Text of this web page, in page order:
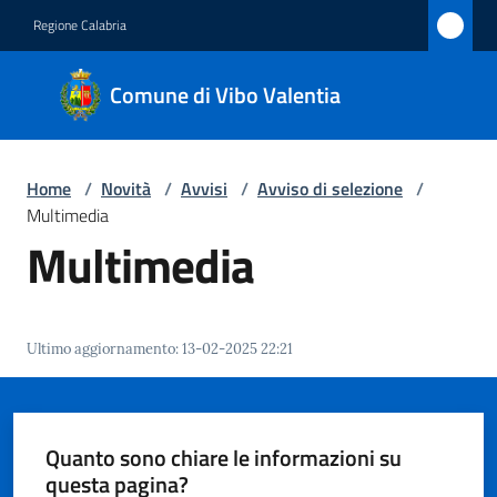
Regione Calabria
Comune di Vibo Valentia
Comune
di Vibo
Valentia
Servizi
Vivere
Vibo
Valentia
Home / Novità / Avvisi / Avviso di selezione /
Multimedia
Multimedia
Ultimo aggiornamento:13-02-2025 22:21
Quanto sono chiare le informazioni su
questa pagina?